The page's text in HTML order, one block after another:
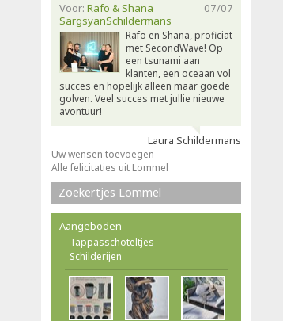
07/07
Voor: Rafo & Shana
SargsyanSchildermans
Rafo en Shana, proficiat
met SecondWave! Op
een tsunami aan
klanten, een oceaan vol
succes en hopelijk alleen maar goede
golven. Veel succes met jullie nieuwe
avontuur!
Laura Schildermans
Uw wensen toevoegen
Alle felicitaties uit Lommel
Zoekertjes Lommel
Aangeboden
Tappasschoteltjes
Schilderijen